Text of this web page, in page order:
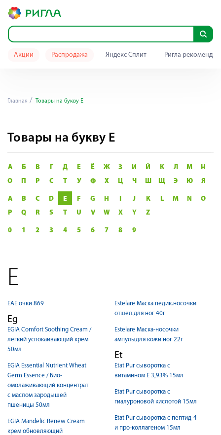
Акции Распродажа Яндекс Сплит Ригла
Главная Товары на букву E
Товары на букву E
А Б В Г Д Е Ё Ж З И Й К Л М
Н
О
П Р С Т У Ф Х Ц Ч Ш Щ Э Ю Я
A B C D E F G H I J K L M N
O
P
Q R S T U V W X Y Z
0 1 2 3 4 5 6 7 8 9
E
EAE очки 869
Eg
EGIA Comfort Soothing Cream /
легкий успокаивающий крем
50мл
EGIA Essential Nutrient Wheat
Germ Essence / Био-
омолаживающий концентрат
с маслом зародышей
пшеницы 50мл
EGIA Mandelic Renew Cream
крем обновляющий
Estelare Маска педик.носочки
отшел.для ног 40г
Estelare Маска-носочки
ампулыдля кожи ног 22г
Et
Etat Pur cыворотка с
витамином Е 3,93% 15мл
Etat Pur cыворотка с
гиалуроновой кислотой 15мл
Etat Pur cыворотка с пептид-4
и про-коллагеном 15мл